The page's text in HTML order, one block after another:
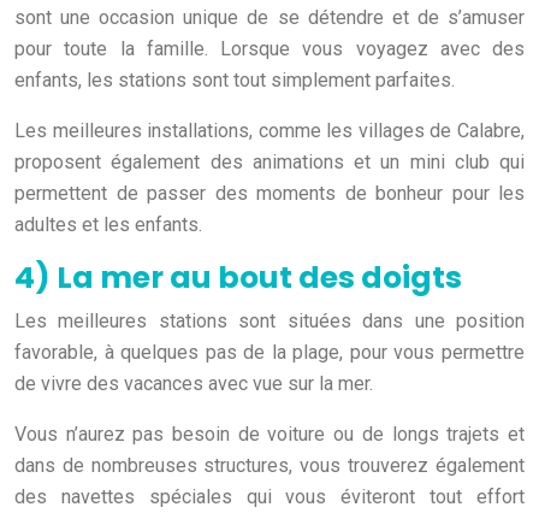
sont une occasion unique de se détendre et de s’amuser
pour toute la famille. Lorsque vous voyagez avec des
enfants, les stations sont tout simplement parfaites.
Les meilleures installations, comme les villages de Calabre,
proposent également des animations et un mini club qui
permettent de passer des moments de bonheur pour les
adultes et les enfants.
4) La mer au bout des doigts
Les meilleures stations sont situées dans une position
favorable, à quelques pas de la plage, pour vous permettre
de vivre des vacances avec vue sur la mer.
Vous n’aurez pas besoin de voiture ou de longs trajets et
dans de nombreuses structures, vous trouverez également
des navettes spéciales qui vous éviteront tout effort